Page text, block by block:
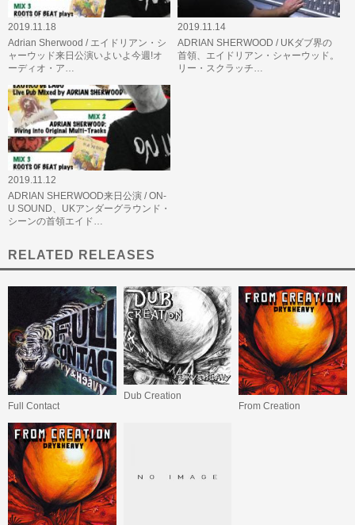
2019.11.18
Adrian Sherwood / エイドリアン・シ
ャーウッド来日公演いよいよ今週!オ
ーディオ・ア…
2019.11.14
ADRIAN SHERWOOD / UKダブ界の
首領、エイドリアン・シャーウッド。
リー・スクラッチ…
2019.11.12
ADRIAN SHERWOOD来日公演 / ON-
U SOUND、UKアンダーグラウンド・
シーンの首領エイド…
RELATED RELEASES
Full Contact
Dub Creation
From Creation